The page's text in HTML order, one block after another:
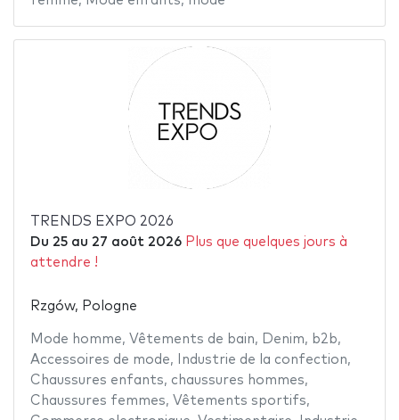
TRENDS EXPO 2026
Du 25au 27 août 2026 Plus que quelques jours à
attendre !
Rzgów, Pologne
Mode homme, Vêtements de bain, Denim, b2b,
Accessoires de mode, Industrie de la confection,
Chaussures enfants, chaussures hommes,
Chaussures femmes, Vêtements sportifs,